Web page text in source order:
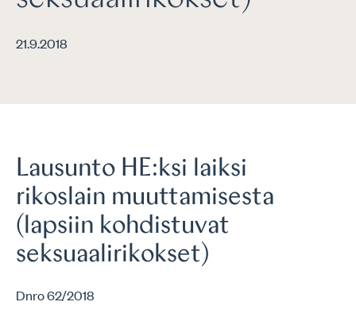
21.9.2018
Lausunto HE:ksi laiksi
rikoslain muuttamisesta
(lapsiin kohdistuvat
seksuaalirikokset)
Dnro 62/2018